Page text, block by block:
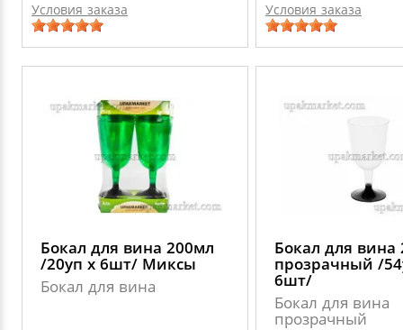
Условия заказа Условия заказа
Бокал для вина 200мл
/20уп х 6шт/ Миксы
Бокал для вина
Бокал для вина
прозрачный /
6шт/
Бокал для вина
прозрачный